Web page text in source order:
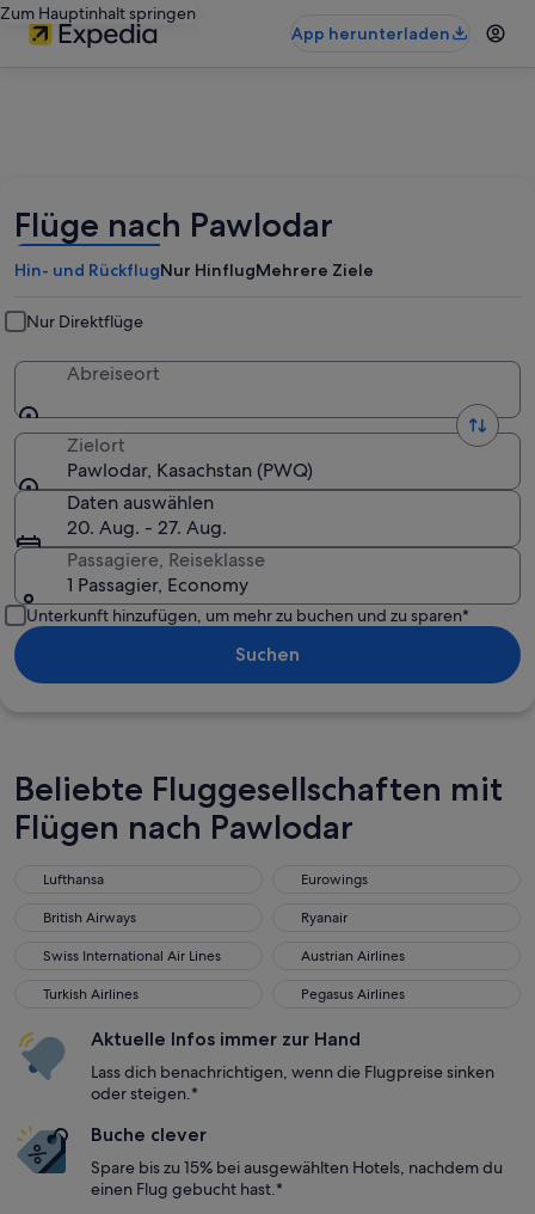
Zum Hauptinhalt springen
App herunterladen
Flüge nach Pawlodar
Hin- und RückflugNur HinflugMehrere Ziele
Nur Direktflüge
Abreiseort
Zielort
Pawlodar, Kasachstan (PWQ)
Daten auswählen
20. Aug. - 27. Aug.
Passagiere, Reiseklasse
1 Passagier, Economy
Unterkunft hinzufügen, um mehr zu buchen und zu sparen*
Suchen
Beliebte Fluggesellschaften mit
Flügen nach Pawlodar
Lufthansa
Lufthansa Eurowings
Eurowings
British Airways
British Airways Ryanair
Ryanair
Swiss International Air Lines
Swiss International Air Lines Austrian Airlines
Austrian Airlines
Turkish Airlines
Turkish Airlines Pegasus Airlines
Pegasus Airlines
Aktuelle Infos immer zur Hand
Lass dich benachrichtigen, wenn die Flugpreise sinken
oder steigen.*
Buche clever
Spare bis zu 15% bei ausgewählten Hotels, nachdem du
einen Flug gebucht hast.*